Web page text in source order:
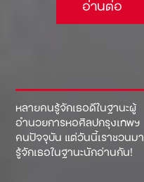
หลายคนรู้จักเธอดีในฐานะผู้
อำนวยการหอศิลปกรุงเทพฯ
คนปัจจุบัน แต่วันนี้เราชวนมา
รู้จักเธอในฐานะนักอ่านกัน!
อ่านต่อ